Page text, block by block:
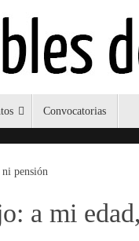
Convocatorias
pensión
a mi